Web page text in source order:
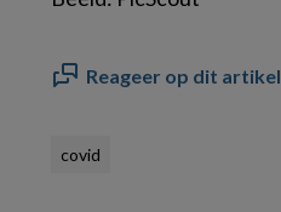
Reageer op dit artikel
covid